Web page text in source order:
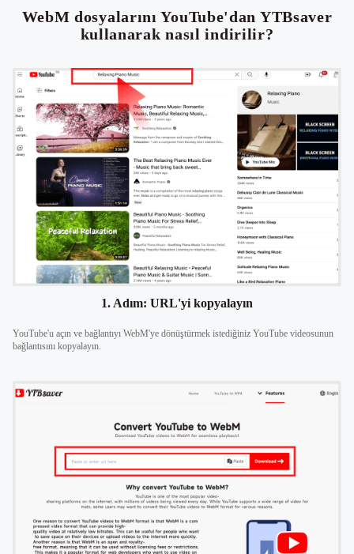
WebM dosyalarını YouTube'dan YTBsaver
kullanarak nasıl indirilir?
1. Adım: URL'yi kopyalayın
YouTube'u açın ve bağlantıyı WebM'ye dönüştürmek istediğiniz YouTube videosunun
bağlantısını kopyalayın.